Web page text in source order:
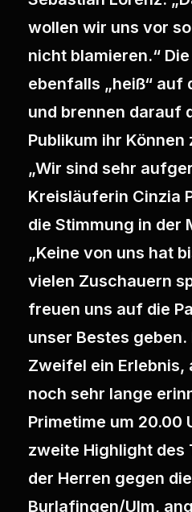
wollen wir uns vor
nicht blamieren.“
ebenfalls „heiß“ auf
und brennen darauf
Publikum ihr
„Wir sind sehr
Kreisläuferin Cinzia
die Stimmung in der
„Keine von uns hat
vielen Zuschauern
freuen uns auf die
unser Bestes
Zweifel ein Erlebnis,
noch sehr lange
Primetime um 20.00
zweite Highlight des
der Herren gegen
Burlafingen/Ulm,